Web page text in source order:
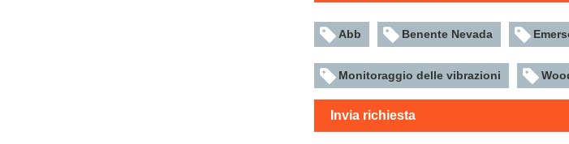
Abb Benente Nevada
Monitoraggio delle vibrazioni
Invia richiesta